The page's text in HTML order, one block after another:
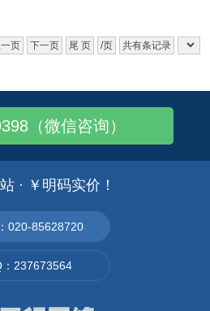
一页 下一页 尾 页 /页 共有条记录
（微信咨询）
· ￥明码实价！
020-85628720
：237673564